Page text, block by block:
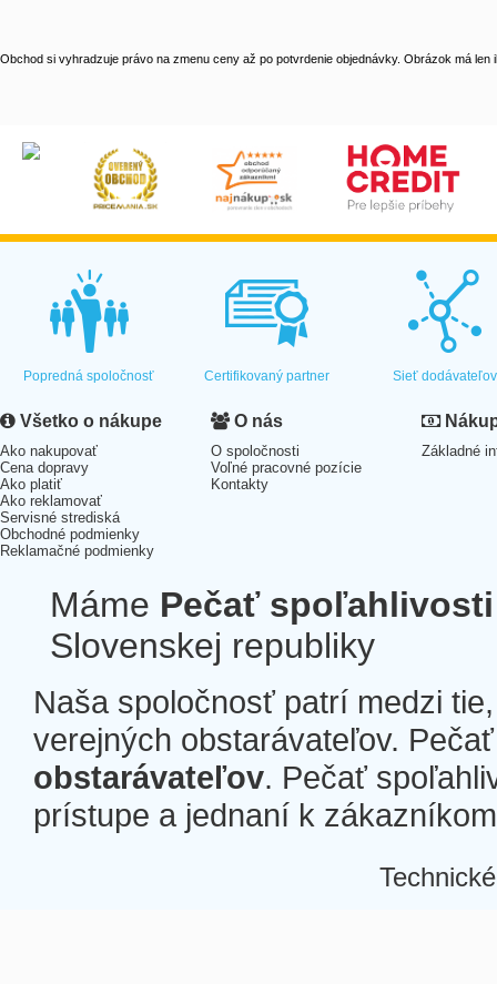
Obchod si vyhradzuje právo na zmenu ceny až po potvrdenie objednávky. Obrázok má len
Popredná spoločnosť Certifikovaný partner Sieť dodávateľov
Všetko o nákupe
Ako nakupovať
Cena dopravy
Ako platiť
Ako reklamovať
Servisné strediská
Obchodné podmienky
Reklamačné podmienky
O nás
O spoločnosti
Voľné pracovné pozície
Kontakty
Základné
Máme Pečať spoľahlivosti
Slovenskej republiky
Naša spoločnosť patrí medzi
verejných obstarávateľov.
obstarávateľov. Pečať
prístupe a jednaní k